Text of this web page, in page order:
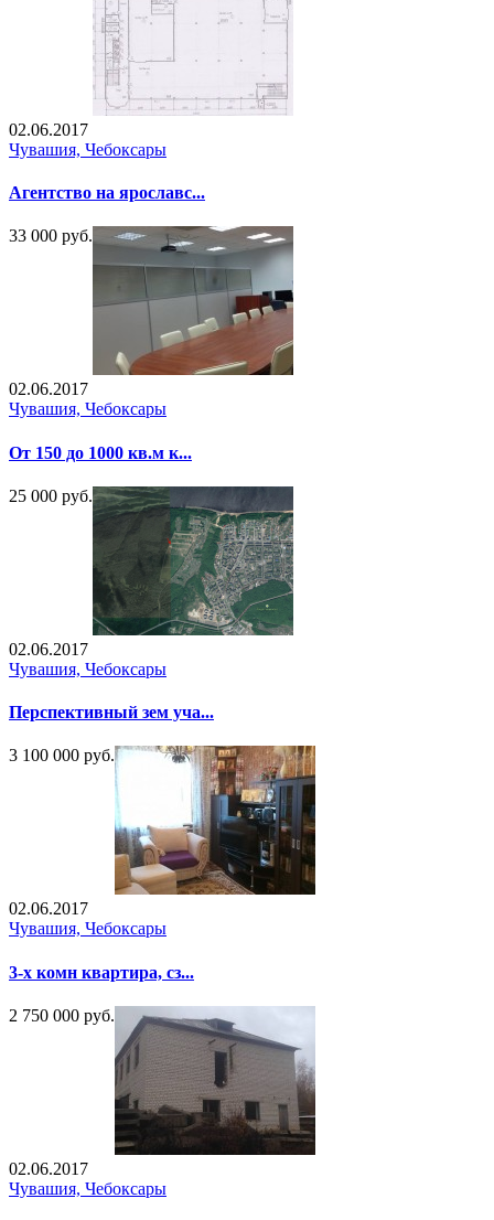
02.06.2017
Чувашия, Чебоксары
Агентство на ярославс...
33 000 руб.
02.06.2017
Чувашия, Чебоксары
От 150 до 1000 кв.м к...
25 000 руб.
02.06.2017
Чувашия, Чебоксары
Перспективный зем уча...
3 100 000 руб.
02.06.2017
Чувашия, Чебоксары
3-х комн квартира, сз...
2 750 000 руб.
02.06.2017
Чувашия, Чебоксары